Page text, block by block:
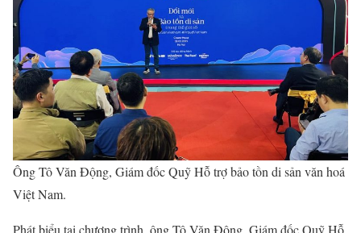
Ông Tô Văn Động, Giám đốc Quỹ Hỗ trợ bảo tồn di sản văn hoá
Việt Nam.
Phát biểu tại chương trình, ông Tô Văn Động, Giám đốc Quỹ Hỗ